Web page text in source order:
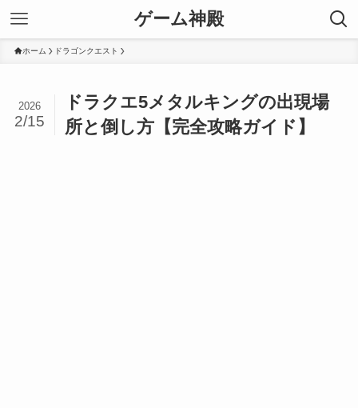
ゲーム神殿
ホーム ドラゴンクエスト
ドラクエ5メタルキングの出現場
所と倒し方【完全攻略ガイド】
2026
2/15